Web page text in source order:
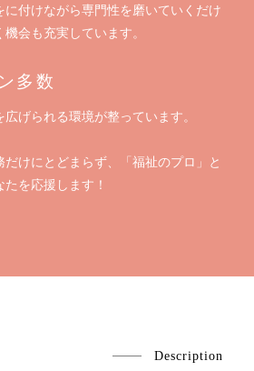
付けながら専門性を磨いていくだけ
会も充実しています。
多数
げられる環境が整っています。
けにとどまらず、「福祉のプロ」と
を応援します！
Description